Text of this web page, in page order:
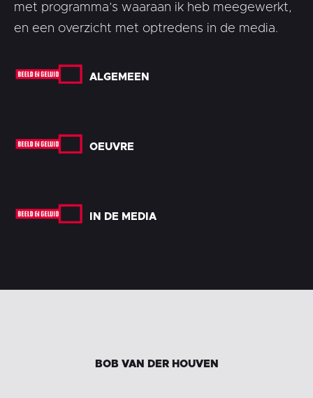
met programma’s waaraan ik heb meegewerkt,
en een overzicht met optredens in de media.
ALGEMEEN
IN DE MEDIA
OEUVRE
BOB VAN DER HOUVEN